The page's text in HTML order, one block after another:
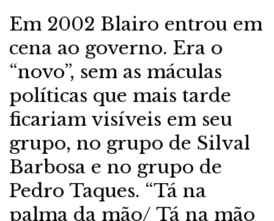
Em 2002 Blairo entrou em
cena ao governo. Era o
“novo”, sem as máculas
políticas que mais tarde
ficariam visíveis em seu
grupo, no grupo de Silval
Barbosa e no grupo de
Pedro Taques. “Tá na
palma da mão/ Tá na mão